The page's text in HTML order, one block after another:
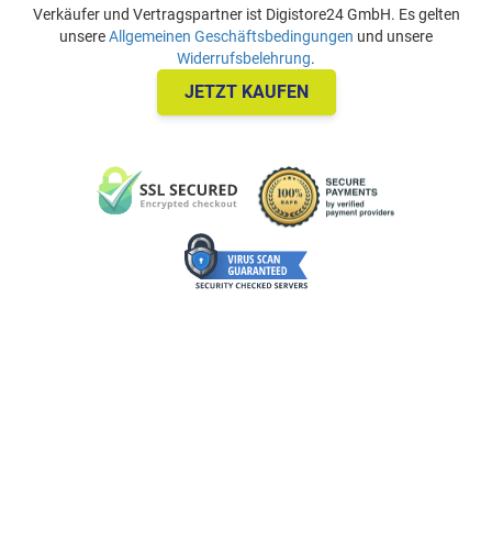
Verkäufer und Vertragspartner ist Digistore24 GmbH. Es gelten
unsereAllgemeinen Geschäftsbedingungen und unsere
Widerrufsbelehrung.
JETZT KAUFEN